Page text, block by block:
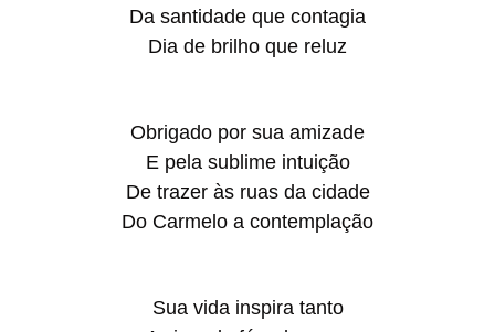
Da santidade que contagia
Dia de brilho que reluz
Obrigado por sua amizade
E pela sublime intuição
De trazer às ruas da cidade
Do Carmelo a contemplação
Sua vida inspira tanto